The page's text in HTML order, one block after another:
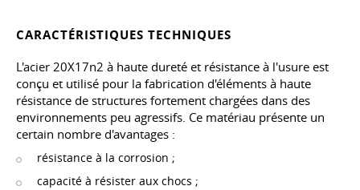
CARACTÉRISTIQUES TECHNIQUES
L'acier 20X17n2 à haute dureté et résistance à l'usure est
conçu et utilisé pour la fabrication d'éléments à haute
résistance de structures fortement chargées dans des
environnements peu agressifs. Ce matériau présente un
certain nombre d'avantages :
résistance à la corrosion ;
capacité à résister aux chocs ;